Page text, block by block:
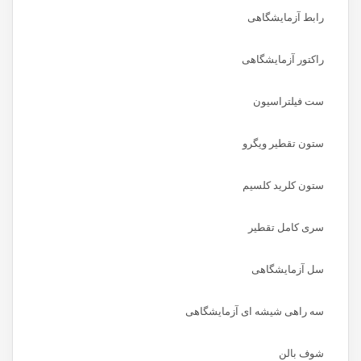
رابط آزمایشگاهی
راکتور آزمایشگاهی
ست فیلتراسیون
ستون تقطیر ویگرو
ستون کلرید کلسیم
سری کامل تقطیر
سل آزمایشگاهی
سه راهی شیشه ای آزمایشگاهی
شوف بالن